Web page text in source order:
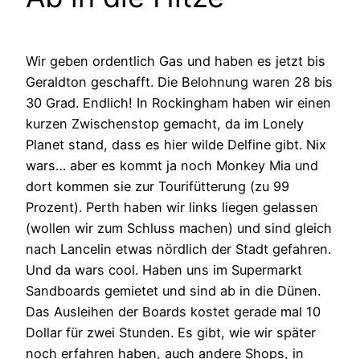
Wir geben ordentlich Gas und haben es jetzt bis
Geraldton geschafft. Die Belohnung waren 28 bis
30 Grad. Endlich! In Rockingham haben wir einen
kurzen Zwischenstop gemacht, da im Lonely
Planet stand, dass es hier wilde Delfine gibt. Nix
wars… aber es kommt ja noch Monkey Mia und
dort kommen sie zur Tourifütterung (zu 99
Prozent). Perth haben wir links liegen gelassen
(wollen wir zum Schluss machen) und sind gleich
nach Lancelin etwas nördlich der Stadt gefahren.
Und da wars cool. Haben uns im Supermarkt
Sandboards gemietet und sind ab in die Dünen.
Das Ausleihen der Boards kostet gerade mal 10
Dollar für zwei Stunden. Es gibt, wie wir später
noch erfahren haben, auch andere Shops, in